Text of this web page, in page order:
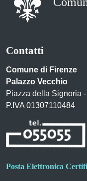
Contatti
Comune di Firenze
Palazzo Vecchio
Piazza della Signoria
P.IVA 01307110484
Posta Elettronica